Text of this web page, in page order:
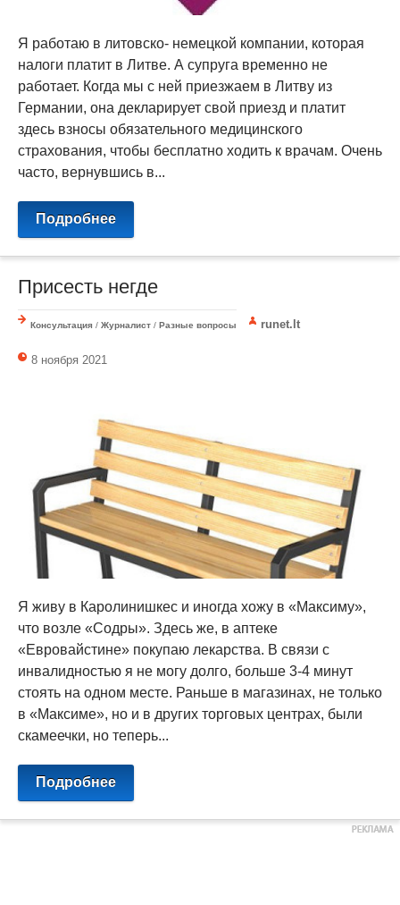
Я работаю в литовско- немецкой компании, которая
налоги платит в Литве. А супруга временно не
работает. Когда мы с ней приезжаем в Литву из
Германии, она декларирует свой приезд и платит
здесь взносы обязательного медицинского
страхования, чтобы бесплатно ходить к врачам. Очень
часто, вернувшись в...
Подробнее
Присесть негде
Консультация / Журналист / Разные вопросы runet.lt
8 ноября 2021
Я живу в Каролинишкес и иногда хожу в «Максиму»,
что возле «Содры». Здесь же, в аптеке
«Евровайстине» покупаю лекарства. В связи с
инвалидностью я не могу долго, больше 3-4 минут
стоять на одном месте. Раньше в магазинах, не только
в «Максиме», но и в других торговых центрах, были
скамеечки, но теперь...
Подробнее